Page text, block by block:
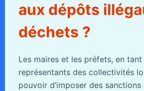
aux dépôts
déchets ?
Les maires et les préfets, en tant
représentants des collectivités
pouvoir d’imposer des sanctions